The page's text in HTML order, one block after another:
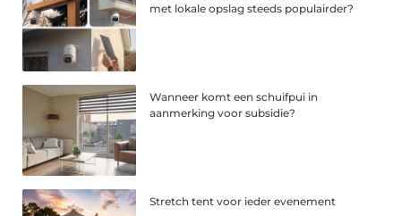
met lokale opslag steeds populairder?
Wanneer komt een schuifpui in
aanmerking voor subsidie?
Stretch tent voor ieder evenement